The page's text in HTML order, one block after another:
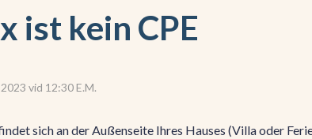
ist kein CPE
vid 12:30 E.M.
sich an der Außenseite Ihres Hauses (Villa oder